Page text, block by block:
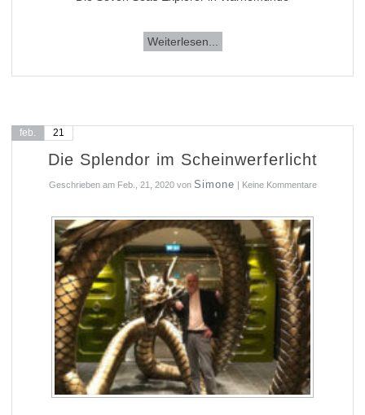
Weiterlesen...
feb. 21
Die Splendor im Scheinwerferlicht
Geschrieben am Feb., 21, 2020 von Simone | Keine Kommentare